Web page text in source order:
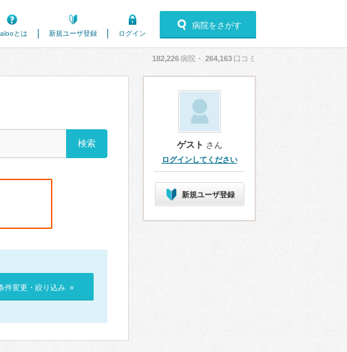
とは
新規ユーザ登録 ログイン
病院をさがす
182,226病院・ 264,163 口コミ
件変更・絞り込み »
ゲスト さん
ログインしてください
新規ユーザ登録